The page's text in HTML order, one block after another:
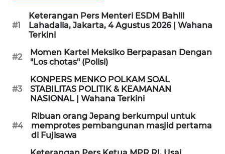
#1
Keterangan Pers Menteri ESDM Bahlil
Lahadalia, Jakarta, 4 Agustus 2026 | Wahana
Terkini
#2
Momen Kartel Meksiko Berpapasan Dengan
"Los chotas" (Polisi)
#3
KONPERS MENKO POLKAM SOAL
STABILITAS POLITIK & KEAMANAN
NASIONAL | Wahana Terkini
#4
Ribuan orang Jepang berkumpul untuk
memprotes pembangunan masjid pertama
di Fujisawa
WAHANA
NEWS
WAHANA
TANI
WAHANA
ADVOKAT
WAHANA
INFRASTRUKTUR